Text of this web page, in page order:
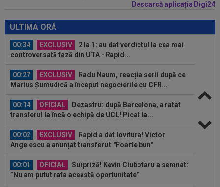
Descarcă aplicația Digi24
ULTIMA ORĂ
anunțul ÎN DIRECT: ”Îi dau eu lui Gigi unul bun”
00:34 EXCLUSIV
2 la 1: au dat verdictul la cea mai
controversată fază din UTA - Rapid...
00:27 EXCLUSIV
Radu Naum, reacția serii după ce
Marius Șumudică a început negocierile cu CFR...
00:14 OFICIAL
Dezastru: după Barcelona, a ratat
transferul la încă o echipă de UCL! Picat la...
00:02 EXCLUSIV
Rapid a dat lovitura! Victor
Angelescu a anunțat transferul: "Foarte bun"
00:01 OFICIAL
Surpriză! Kevin Ciubotaru a semnat:
”Nu am putut rata această oportunitate”